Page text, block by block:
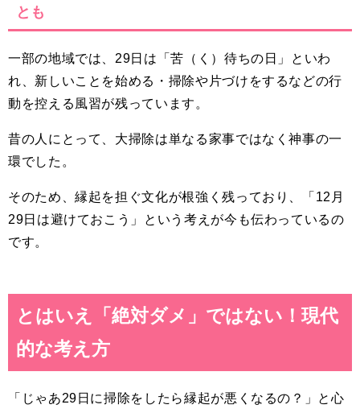
とも
一部の地域では、29日は「苦（く）待ちの日」といわ
れ、新しいことを始める・掃除や片づけをするなどの行
動を控える風習が残っています。
昔の人にとって、大掃除は単なる家事ではなく神事の一
環でした。
そのため、縁起を担ぐ文化が根強く残っており、「12月
29日は避けておこう」という考えが今も伝わっているの
です。
とはいえ「絶対ダメ」ではない！現代
的な考え方
「じゃあ29日に掃除をしたら縁起が悪くなるの？」と心